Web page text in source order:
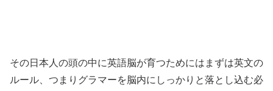
その日本人の頭の中に英語脳が育つためにはまずは英文の
ルール、つまりグラマーを脳内にしっかりと落とし込む必